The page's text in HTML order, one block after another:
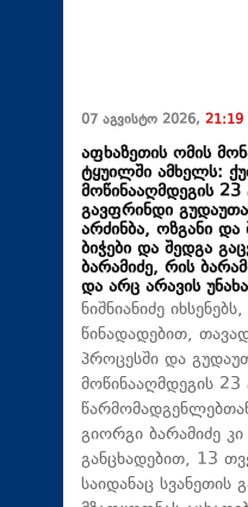
07 აგვისტო 2026, 21:19
აფხაზეთის ომის
ტყუილში ამხელს:
მოწინააღმდეგის
გავფრინდი
არძინბა, ოზგანი და
ბიჭები და შედგა
ბარამიძე, რის
და არც არავის
ნიშნიანიძე
წინადადებით,
პროცესში და
მოწინააღმდეგის 23
გიორგი ბარამიძე კი
განცხადებით, 13
საიდანაც